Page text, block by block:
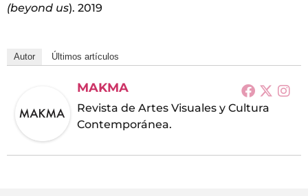
(beyond us). 2019
Autor Últimos artículos
MAKMA
Revista de Artes Visuales y Cultura
Contemporánea.